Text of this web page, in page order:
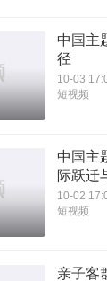
中国主
径
10-03
短视频
中国主
际跃迁
10-02
短视频
亲子客